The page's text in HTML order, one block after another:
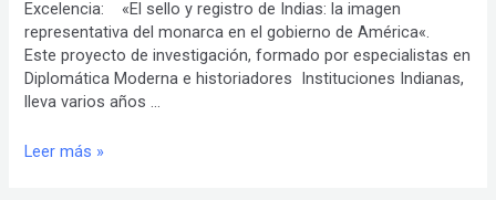
Excelencia: «El sello y registro de Indias: la imagen
representativa del monarca en el gobierno de América«.
Este proyecto de investigación, formado por especialistas en
Diplomática Moderna e historiadores Instituciones Indianas,
lleva varios años …
NUEVA
Leer más »